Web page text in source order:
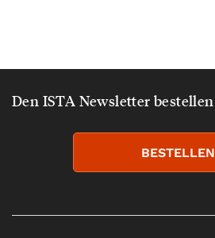
Den ISTA Newsletter bestellen
BESTELLEN